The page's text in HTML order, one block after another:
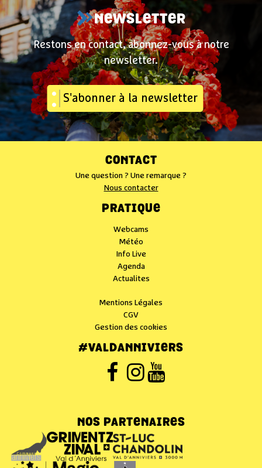
NEWSLETTER
Restons en contact, abonnez-vous à notre
newsletter.
S'abonner à la newsletter
CONTACT
Une question ? Une remarque ?
Nous contacter
PRATIQUE
Webcams
Météo
Info Live
Agenda
Actualites
Mentions Légales
CGV
Gestion des cookies
#VALDANNIVIERS
NOS PARTENAIRES